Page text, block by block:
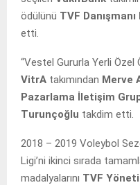
ödülünü TVF
etti.
“Vestel Gururla Yerli Özel
VitrA takımından Merve
Pazarlama İletişim
Turunçoğlu takdim etti.
2018 – 2019 Voleybol
Ligi’ni ikinci sırada
madalyalarını TVF